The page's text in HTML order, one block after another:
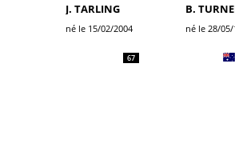
J. TARLING
né le 15/02/2004
B.
né le 28/05/
67